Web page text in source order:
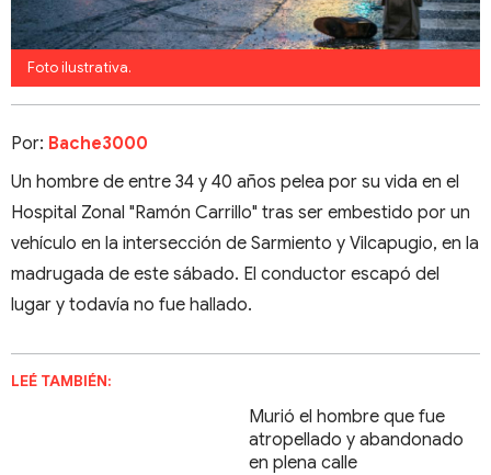
Foto ilustrativa.
Por: Bache3000
Un hombre de entre 34 y 40 años pelea por su vida en el
Hospital Zonal "Ramón Carrillo" tras ser embestido por un
vehículo en la intersección de Sarmiento y Vilcapugio, en la
madrugada de este sábado. El conductor escapó del
lugar y todavía no fue hallado.
LEÉ TAMBIÉN:
Murió el hombre que fue
atropellado y abandonado
en plena calle